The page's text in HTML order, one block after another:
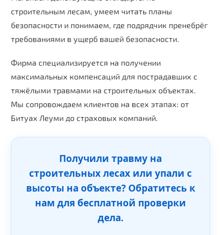
строительным лесам, умеем читать планы
безопасности и понимаем, где подрядчик пренебрёг
требованиями в ущерб вашей безопасности.
Фирма специализируется на получении
максимальных компенсаций для пострадавших с
тяжёлыми травмами на строительных объектах.
Мы сопровождаем клиентов на всех этапах: от
Битуах Леуми до страховых компаний.
Получили травму на
строительных лесах или упали с
высоты на объекте? Обратитесь к
нам для бесплатной проверки
дела.